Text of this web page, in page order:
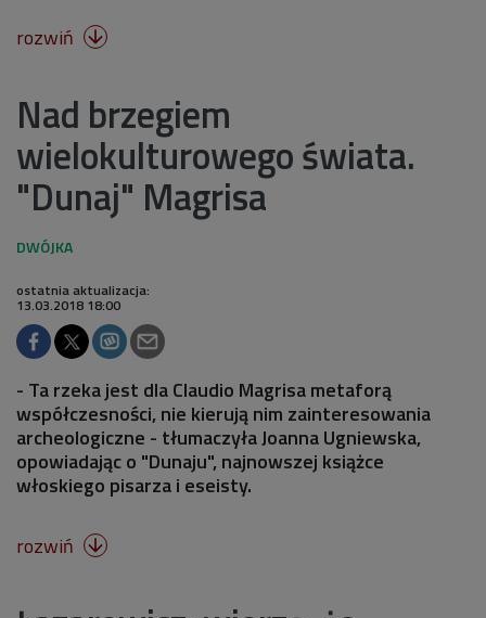
rozwiń 
Nad brzegiem
wielokulturowego świata.
"Dunaj" Magrisa
ostatnia aktualizacja:
13.03.2018 18:00
- Ta rzeka jest dla Claudio Magrisa metaforą
współczesności, nie kierują nim zainteresowania
archeologiczne - tłumaczyła Joanna Ugniewska,
opowiadając o "Dunaju", najnowszej książce
włoskiego pisarza i eseisty.
rozwiń 